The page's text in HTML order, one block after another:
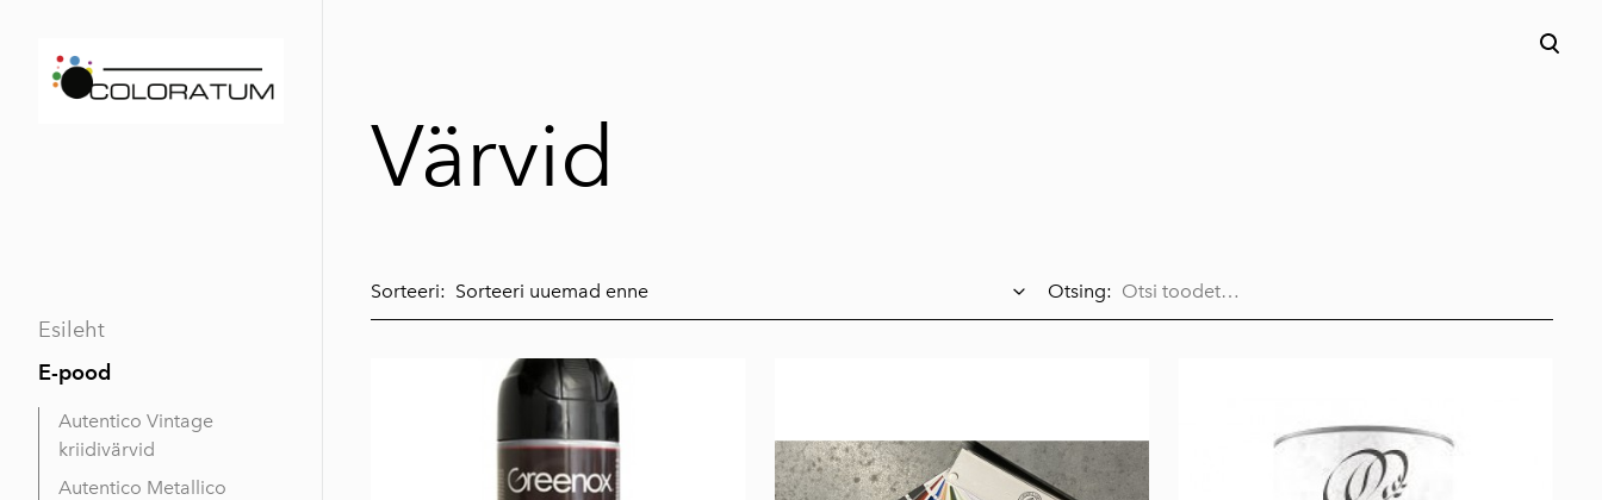
Esileht
E-pood
Autentico Vintage
kriidivärvid
Autentico Metallico
Värvid
Sorteeri: Otsing: